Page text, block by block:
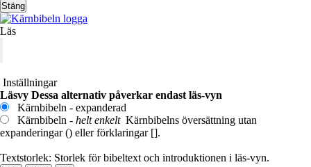
Stäng
Läs
Inställningar
Läsvy Dessa alternativ påverkar endast läs-vyn
Kärnbibeln - expanderad
Kärnbibeln - helt enkelt Kärnbibelns översättning utan
expanderingar () eller förklaringar [].
Textstorlek: Storlek för bibeltext och introduktionen i läs-vyn.